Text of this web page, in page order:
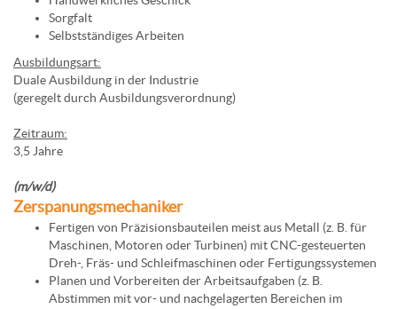
Sorgfalt
Selbstständiges Arbeiten
Ausbildungsart:
Duale Ausbildung in der Industrie
(geregelt durch Ausbildungsverordnung)
Zeitraum:
3,5 Jahre
(m/w/d)
Zerspanungsmechaniker
Fertigen von Präzisionsbauteilen meist aus Metall (z. B. für
Maschinen, Motoren oder Turbinen) mit CNC-gesteuerten
Dreh-, Fräs- und Schleifmaschinen oder Fertigungssystemen
Planen und Vorbereiten der Arbeitsaufgaben (z. B.
Abstimmen mit vor- und nachgelagerten Bereichen im